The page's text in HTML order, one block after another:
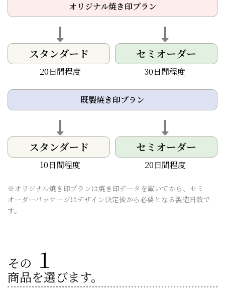
オリジナル焼き印プラン
スタンダード
20日間程度
セミオーダー
30日間程度
既製焼き印プラン
スタンダード
10日間程度
セミオーダー
20日間程度
※オリジナル焼き印プランは焼き印データを戴いてから、セミ
オーダーパッケージはデザイン決定後から必要となる製造日数で
す。
その １
商品を選びます。